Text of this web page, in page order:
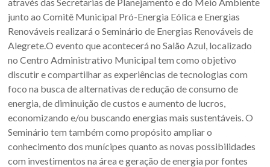
Sul.
junto ao Comitê Municipal Pró-Energia Eólica e Energias
Renováveis realizará o Seminário de Energias Renováveis de
Alegrete.O evento que acontecerá no Salão Azul, localizado
no Centro Administrativo Municipal tem como objetivo
discutir e compartilhar as experiências de tecnologias com
foco na busca de alternativas de redução de consumo de
energia, de diminuição de custos e aumento de lucros,
economizando e/ou buscando energias mais sustentáveis. O
Seminário tem também como propósito ampliar o
conhecimento dos munícipes quanto as novas possibilidades
com investimentos na área e geração de energia por fontes